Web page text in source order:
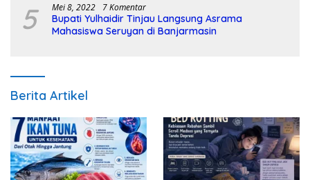
5 Mei 8, 2022 7 Komentar
Bupati Yulhaidir Tinjau Langsung Asrama
Mahasiswa Seruyan di Banjarmasin
Berita Artikel